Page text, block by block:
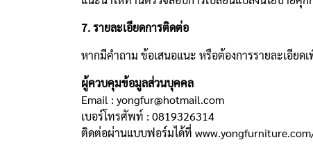
7. รายละเอียดการติดต่อ
หากมีคำถาม ข้อเสนอแนะ หรือต้องการรายละเอีย
ผู้ควบคุมข้อมูลส่วนบุคคล
Email : yongfur@hotmail.com
เบอร์โทรศัพท์ : 0819326314
ติดต่อผ่านแบบฟอร์มได้ที่